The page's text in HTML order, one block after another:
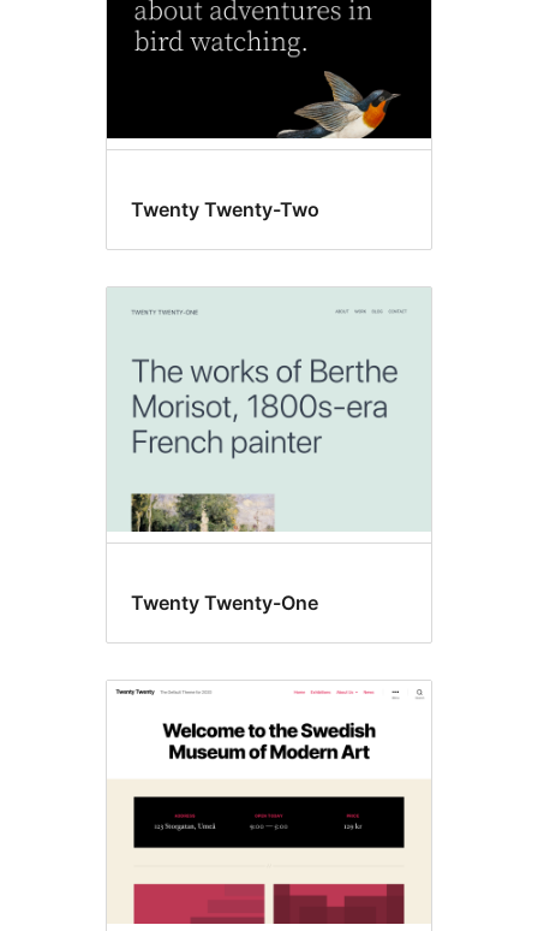
Twenty Twenty-Two
Twenty Twenty-One